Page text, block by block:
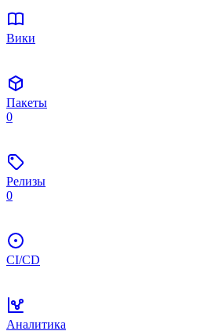
Вики
Пакеты
0
Релизы
0
CI/CD
Аналитика